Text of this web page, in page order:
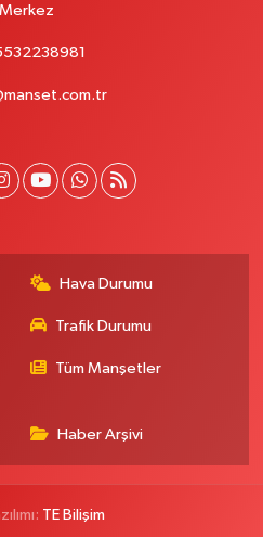
Hava Durumu
Trafik Durumu
Tüm Manşetler
Haber Arşivi
TE Bilişim